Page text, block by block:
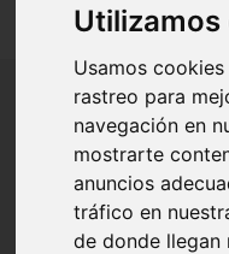
Usamos
rastreo para
navegación en
mostrarte
anuncios
tráfico en
de donde llegan
Inicio Amigos